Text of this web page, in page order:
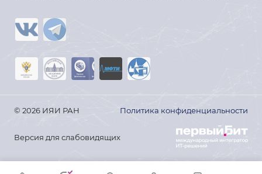
© 2026 ИЯИ РАН Политика конфиденциальности
Версия для слабовидящих